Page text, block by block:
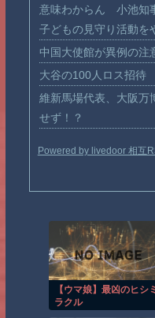
意味わからん 小池知
子どもの見守り活動を
中国大使館が異例の
大谷の100人ロス招待
維新馬場代表、大阪万
せず！？
Powered by livedoor 相互
【ウマ娘】最凶のヒシミ
ラクル